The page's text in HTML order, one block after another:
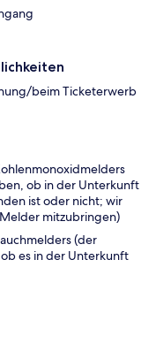
beim Ticketerwerb
ob in der Unterkunft
ist oder nicht; wir
mitzubringen)
(der
es in der Unterkunft